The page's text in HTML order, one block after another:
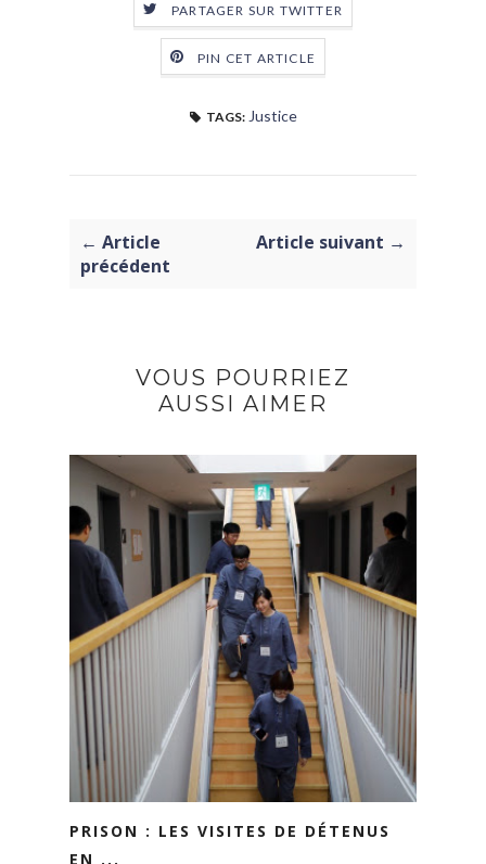
PARTAGER SUR TWITTER
PIN CET ARTICLE
TAGS: Justice
← Article
précédent
Article suivant →
VOUS POURRIEZ
AUSSI AIMER
PRISON : LES VISITES DE DÉTENUS
EN ...